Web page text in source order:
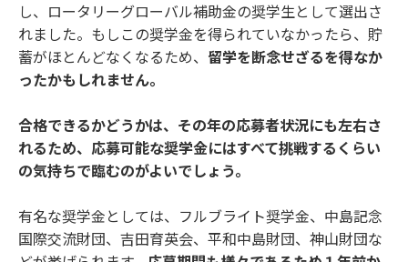
し、ロータリーグローバル補助金の奨学生として選出さ
れました。もしこの奨学金を得られていなかったら、貯
蓄がほとんどなくなるため、 留学を断念せざるを得なか
ったかもしれません。
合格できるかどうかは、その年の応募者状況にも左右さ
れるため、応募可能な奨学金にはすべて挑戦するくらい
の気持ちで臨むのがよいでしょう。
有名な奨学金としては、フルブライト奨学金、中島記念
国際交流財団、吉田育英会、平和中島財団、神山財団な